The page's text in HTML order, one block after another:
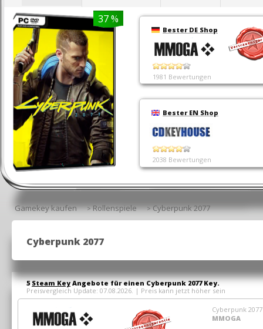
37 %
Bester DE Shop
1981 Bewertungen
Bester EN Shop
2038 Bewertungen
Gamekey kaufen >Rollenspiele >Cyberpunk 2077
Cyberpunk 2077
5Steam KeyAngebote für einenCyberpunk 2077Key.
Preisvergleich Update: 07.08.2026. | Preis kann jetzt höher sein
Cyberpunk 2077
MMOGA